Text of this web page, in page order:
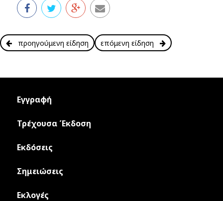
προηγούμενη είδηση επόμενη είδηση
Εγγραφή
Τρέχουσα Έκδοση
Εκδόσεις
Σημειώσεις
Εκλογές